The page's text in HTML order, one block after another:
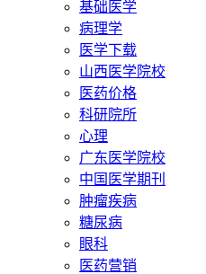
基础医学
病理学
医学下载
山西医学院校
医药价格
科研院所
心理
广东医学院校
中国医学期刊
肿瘤疾病
糖尿病
眼科
医药营销